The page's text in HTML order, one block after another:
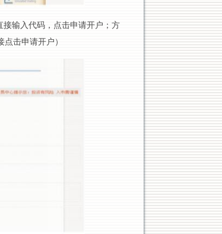
输入代码，点击申请开户；方
击申请开户）